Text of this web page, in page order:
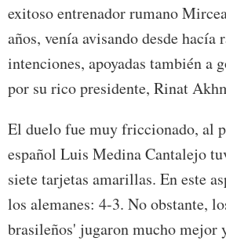
exitoso entrenador rumano
años, venía avisando desde hacía
intenciones, apoyadas también a
por su rico presidente, Rinat
El duelo fue muy friccionado, al
español Luis Medina Cantalejo
siete tarjetas amarillas. En este
los alemanes: 4-3. No obstante,
brasileños' jugaron mucho mejor